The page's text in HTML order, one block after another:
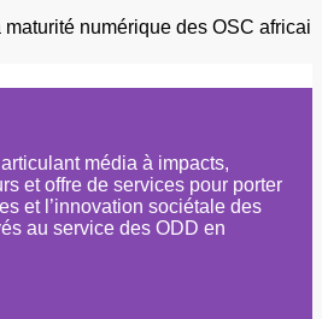
numérique des OSC africaines
média à impacts,
et offre de services pour porter
et l’innovation sociétale des
au service des ODD en